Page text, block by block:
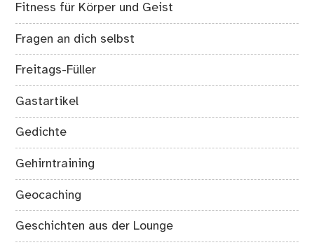
Fitness für Körper und Geist
Fragen an dich selbst
Freitags-Füller
Gastartikel
Gedichte
Gehirntraining
Geocaching
Geschichten aus der Lounge